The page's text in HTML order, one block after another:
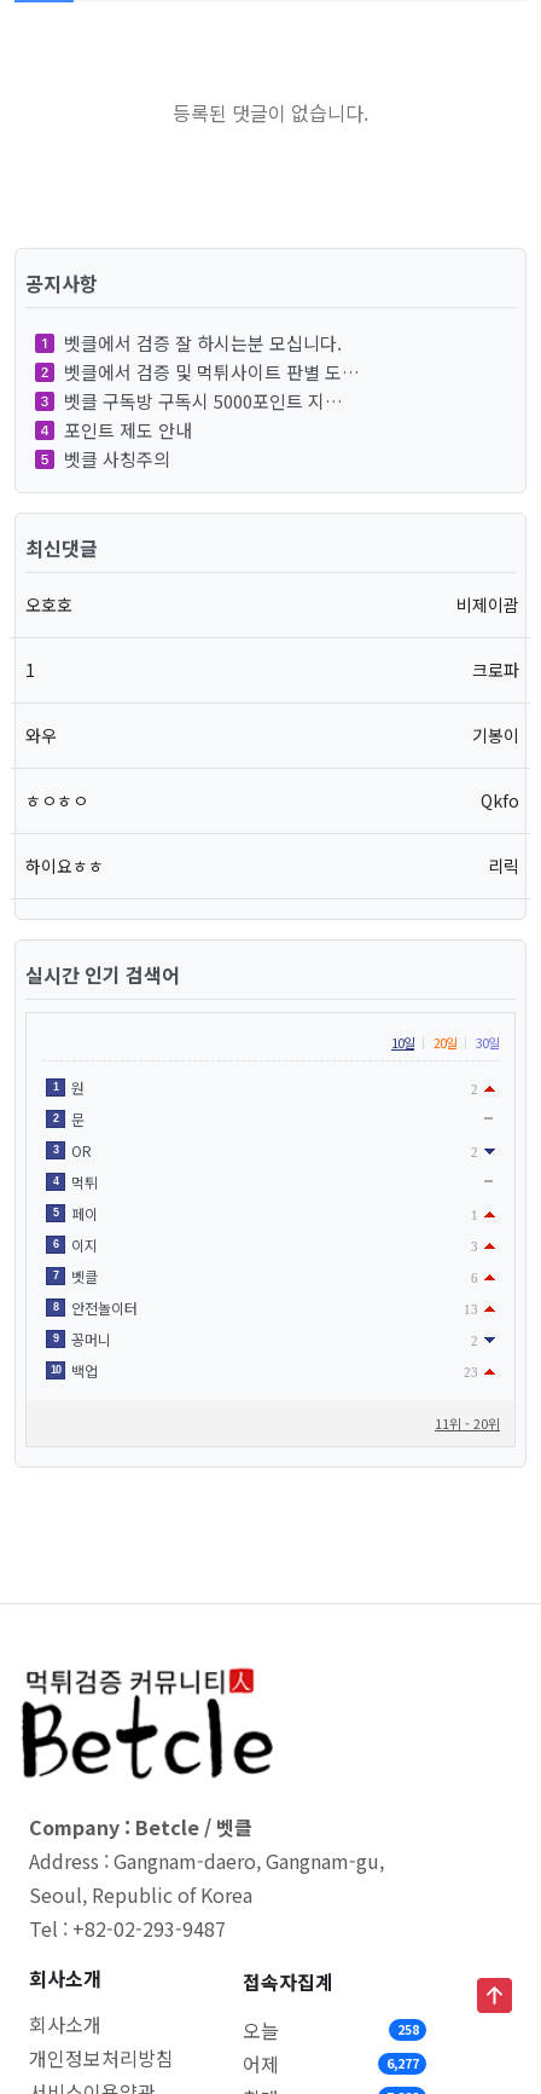
등록된 댓글이 없습니다.
공지사항
벳클에서 검증 잘 하시는분 모십니다.
벳클에서 검증 및 먹튀사이트 판별 도…
벳클 구독방 구독시 5000포인트 지…
포인트 제도 안내
벳클 사칭주의
최신댓글
오호호 비제이괌
1 크로파
와우 기봉이
ㅎㅇㅎㅇ Qkfo
하이요ㅎㅎ 리릭
실시간 인기 검색어
10일 20일 30일
1 원 2
2 문
3 OR 2
4 먹튀
5 페이 1
6 이지 3
7 벳클 6
8 안전놀이터 13
9 꽁머니 2
10 백업 23
11위 - 20위
Company : Betcle / 벳클
Address : Gangnam-daero, Gangnam-gu,
Seoul, Republic of Korea
Tel : +82-02-293-9487
회사소개
회사소개
개인정보처리방침
접속자집계
오늘
258
어제 6,277